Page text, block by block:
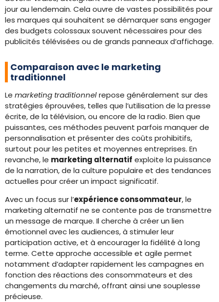
jour au lendemain. Cela ouvre de vastes possibilités pour
les marques qui souhaitent se démarquer sans engager
des budgets colossaux souvent nécessaires pour des
publicités télévisées ou de grands panneaux d’affichage.
Comparaison avec le marketing
traditionnel
Le marketing traditionnelrepose généralement sur des
stratégies éprouvées, telles que l’utilisation de la presse
écrite, de la télévision, ou encore de la radio. Bien que
puissantes, ces méthodes peuvent parfois manquer de
personnalisation et présenter des coûts prohibitifs,
surtout pour les petites et moyennes entreprises. En
revanche, le marketing alternatif exploite la puissance
de la narration, de la culture populaire et des tendances
actuelles pour créer un impact significatif.
Avec un focus sur l’expérience consommateur, le
marketing alternatif ne se contente pas de transmettre
un message de marque. Il cherche à créer un lien
émotionnel avec les audiences, à stimuler leur
participation active, et à encourager la fidélité à long
terme. Cette approche accessible et agile permet
notamment d’adapter rapidement les campagnes en
fonction des réactions des consommateurs et des
changements du marché, offrant ainsi une souplesse
précieuse.